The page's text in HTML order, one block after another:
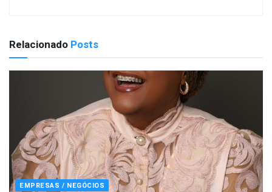
Relacionado Posts
EMPRESAS / NEGÓCIOS